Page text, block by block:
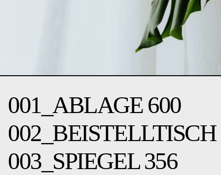
001_ABLAGE 600
002_BEISTELLTISCH
003_SPIEGEL 356